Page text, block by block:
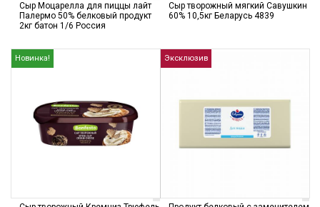
Сыр Моцарелла для пиццы лайт
Палермо 50% белковый продукт
2кг батон 1/6 Россия
Сыр творожный мягкий Савушкин
60% 10,5кг Беларусь 4839
Новинка! Эксклюзив